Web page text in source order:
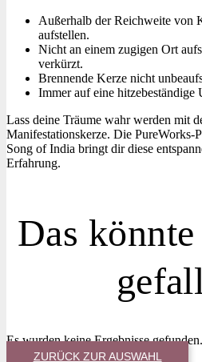
Außerhalb der Reichweite von
aufstellen.
Nicht an einem zugigen Ort
verkürzt.
Brennende Kerze nicht
Immer auf eine hitzebeständige
Lass deine Träume wahr werden mit
Manifestationskerze. Die PureWorks-
Song of India bringt dir diese
Erfahrung.
Das
Es wurden keine Ergebnisse gefunden.
ZURÜCK ZUR AUSWAHL